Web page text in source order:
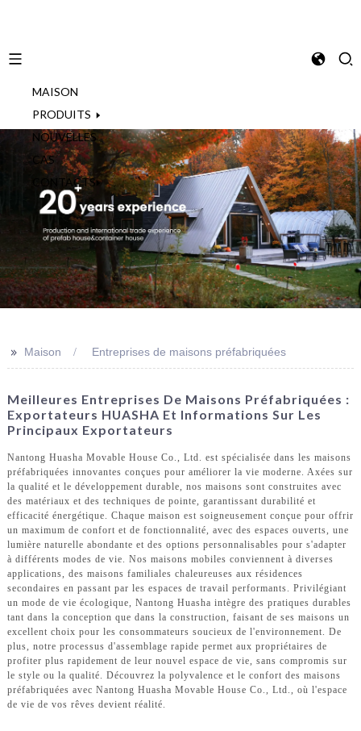
MAISON
PRODUITS
NOUVELLES
CAS
CONTACTS
>> Maison Entreprises de maisons préfabriquées
Meilleures Entreprises De Maisons Préfabriquées :
Exportateurs HUASHA Et Informations Sur Les
Principaux Exportateurs
Nantong Huasha Movable House Co., Ltd. est spécialisée dans les maisons
préfabriquées innovantes conçues pour améliorer la vie moderne. Axées sur
la qualité et le développement durable, nos maisons sont construites avec
des matériaux et des techniques de pointe, garantissant durabilité et
efficacité énergétique. Chaque maison est soigneusement conçue pour offrir
un maximum de confort et de fonctionnalité, avec des espaces ouverts, une
lumière naturelle abondante et des options personnalisables pour s'adapter
à différents modes de vie. Nos maisons mobiles conviennent à diverses
applications, des maisons familiales chaleureuses aux résidences
secondaires en passant par les espaces de travail performants. Privilégiant
un mode de vie écologique, Nantong Huasha intègre des pratiques durables
tant dans la conception que dans la construction, faisant de ses maisons un
excellent choix pour les consommateurs soucieux de l'environnement. De
plus, notre processus d'assemblage rapide permet aux propriétaires de
profiter plus rapidement de leur nouvel espace de vie, sans compromis sur
le style ou la qualité. Découvrez la polyvalence et le confort des maisons
préfabriquées avec Nantong Huasha Movable House Co., Ltd., où l'espace
de vie de vos rêves devient réalité.